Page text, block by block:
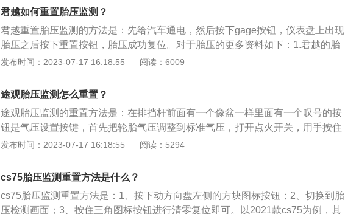
故障灯亮起。对于传感器的损坏问题，只能更换全新的配件。
胎装备1个轮速传感器)的汽车只需对软件进行升级。
常胎压后，复位胎压系统就行。如果检查汽车轮胎发现轮胎被扎，就需要及时开
到汽车维修店进行补胎后，再重新充气即可。如果充完气一段时间后提示胎压不
足，但轮胎没有破洞，可能是因为轮毂变形造成的漏气，建议检查轮毂并更换。
胎压监测的工作原理是：利用安装在轮胎里的压力传感器测量轮胎的气压，使用
无线发射器将压力信息从轮胎内部发送到中央接收器模块上。
君越如何重置胎压监测？
君越重置胎压监测的方法是：先给汽车通电，然后按下gage按钮，仪表盘上出现
胎压之后按下重置按钮，胎压成功复位。对于胎压的更多资料如下：1.君越的胎
压监测系统是直接式胎压监测，这种胎压监测系统是可以显示实时的胎压数据
压过高，会导致轮胎与地面的接触面积变小，导致轮胎的抓地力变小。抓地力变
小后会影响车子的行驶稳定性和操控性。如果轮胎的气压过低，在高速行驶时轮
胎会出现波浪变形现象，导致轮胎的使用寿命缩短，并且增加爆胎的几率。3.需
经常检查轮胎的表面是否存在破损现象，如果轮胎表面存在破损现象，应该及时
修补或更换新的轮胎。4.更换新轮胎后，一定要重新给每个车轮做动平衡测试，
发布时间：2023-07-17 16:18:55 阅读：6009
途观胎压监测怎么重置？
途观胎压监测的重置方法是：在排挡杆前面有一个像盆一样里面有一个叹号的按
钮是气压设置按键，首先把轮胎气压调整到标准气压，打开点火开关，用手按住
按键不放，直到仪表上出现一个相同的黄色的灯，直到黄灯熄灭即可设定完成。
而后悬架是多连杆独立悬架。该车的长宽高尺寸分别为4506mm、1809mm、168
5mm，轴距为2684mm；动力方面搭载1.8TSI及2.0TSI引擎。
发布时间：2023-07-17 16:18:55 阅读：5294
cs75胎压监测重置方法是什么？
cs75胎压监测重置方法是：1、按下动方向盘左侧的方块图标按钮；2、切换到胎
压检测画面；3、按住三角图标按钮进行清零复位即可。以2021款cs75为例，其